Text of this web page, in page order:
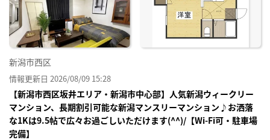
録
新潟市西区
情報更新日 2026/08/09 15:28
【新潟市西区坂井エリア・新潟市中心部】人気新潟ウィークリー
マンション、長期割引可能な新潟マンスリーマンション♪お洒落
な1Kは9.5帖で広々お過ごしいただけます(^^)/【Wi-Fi可・駐車場
完備】